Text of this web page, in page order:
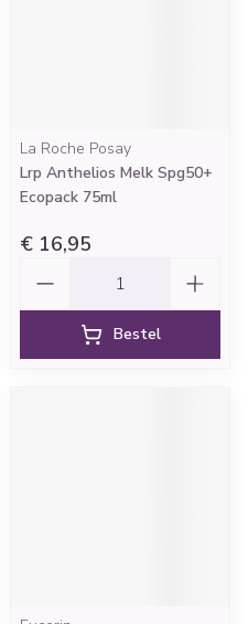
La Roche Posay
Lrp Anthelios Melk Spg50+
Ecopack 75ml
€ 16,95
Bestel